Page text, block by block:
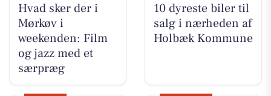
Hvad sker der i
Mørkøv i
weekenden: Film
og jazz med et
særpræg
10 dyreste biler til
salg i nærheden af
Holbæk Kommune